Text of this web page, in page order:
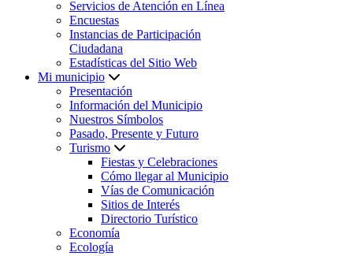
Servicios de Atención en Línea
Encuestas
Instancias de Participación
Ciudadana
Estadísticas del Sitio Web
Mi municipio
Presentación
Información del Municipio
Nuestros Símbolos
Pasado, Presente y Futuro
Turismo
Fiestas y Celebraciones
Cómo llegar al Municipio
Vías de Comunicación
Sitios de Interés
Directorio Turístico
Economía
Ecología